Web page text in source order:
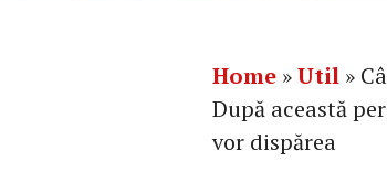
Home »Util »
După această
vor dispărea